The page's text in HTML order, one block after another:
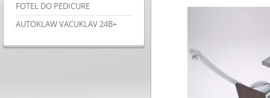
FOTEL DO PEDICURE
AUTOKLAW VACUKLAV 24B+